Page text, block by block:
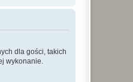
dla gości, takich
wykonanie.